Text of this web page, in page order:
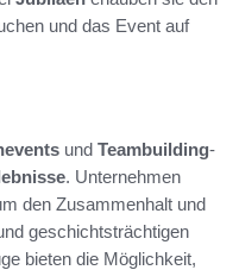
und das Event auf
und Teambuilding-
. Unternehmen
den Zusammenhalt und
geschichtsträchtigen
bieten die Möglichkeit,